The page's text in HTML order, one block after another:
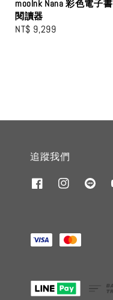
mooInk Nana 彩色電子書
閱讀器
Regular
NT$ 9,299
追蹤我們